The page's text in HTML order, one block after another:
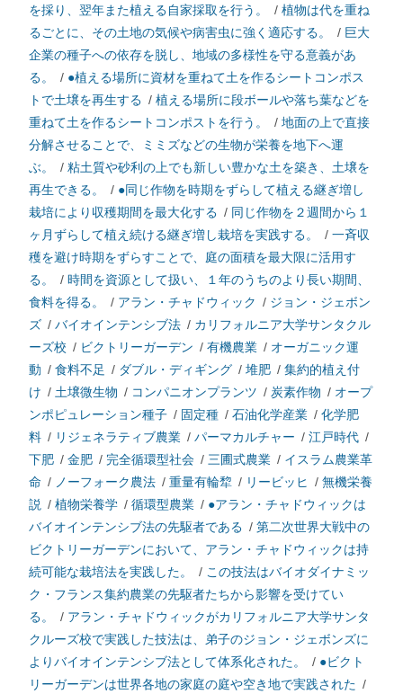
を採り、翌年また植える自家採取を行う。 / 植物は代を重ね
るごとに、その土地の気候や病害虫に強く適応する。
/ 巨大
企業の種子への依存を脱し、地域の多様性を守る意義があ
る。
/ ●植える場所に資材を重ねて土を作るシートコンポス
トで土壌を再生する / 植える場所に段ボールや落ち葉などを
重ねて土を作るシートコンポストを行う。
/ 地面の上で直接
分解させることで、ミミズなどの生物が栄養を地下へ運
ぶ。
/ 粘土質や砂利の上でも新しい豊かな土を築き、土壌を
再生できる。
/ ●同じ作物を時期をずらして植える継ぎ増し
栽培により収穫期間を最大化する / 同じ作物を２週間から１
ヶ月ずらして植え続ける継ぎ増し栽培を実践する。
/ 一斉収
穫を避け時期をずらすことで、庭の面積を最大限に活用す
る。
/ 時間を資源として扱い、１年のうちのより長い期間、
食料を得る。
/ アラン・チャドウィック / ジョン・ジェボン
ズ / バイオインテンシブ法 / カリフォルニア大学サンタクル
ーズ校 / ビクトリーガーデン / 有機農業 / オーガニック運
動 / 食料不足 / ダブル・ディギング / 堆肥 / 集約的植え付
け / 土壌微生物 / コンパニオンプランツ / 炭素作物 / オープ
ンポピュレーション種子 / 固定種 / 石油化学産業 / 化学肥
料 / リジェネラティブ農業 / パーマカルチャー / 江戸時代 /
下肥 / 金肥 / 完全循環型社会 / 三圃式農業 / イスラム農業革
命 / ノーフォーク農法 / 重量有輪犂 / リービッヒ / 無機栄養
説 / 植物栄養学 / 循環型農業 / ●アラン・チャドウィックは
バイオインテンシブ法の先駆者である / 第二次世界大戦中の
ビクトリーガーデンにおいて、アラン・チャドウィックは持
続可能な栽培法を実践した。
/ この技法はバイオダイナミッ
ク・フランス集約農業の先駆者たちから影響を受けてい
る。
/ アラン・チャドウィックがカリフォルニア大学サンタ
クルーズ校で実践した技法は、弟子のジョン・ジェボンズに
よりバイオインテンシブ法として体系化された。
/ ●ビクト
リーガーデンは世界各地の家庭の庭や空き地で実践された /